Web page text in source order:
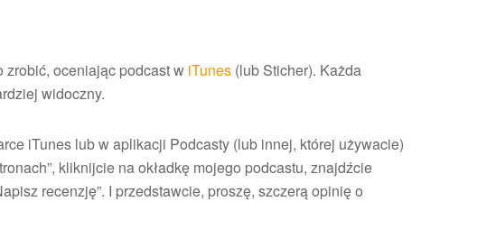
zrobić, oceniając podcast w iTunes (lub Sticher). Każda
widoczny.
iTunes lub w aplikacji Podcasty (lub innej, której używacie)
kliknijcie na okładkę mojego podcastu, znajdźcie
recenzję”. I przedstawcie, proszę, szczerą opinię o